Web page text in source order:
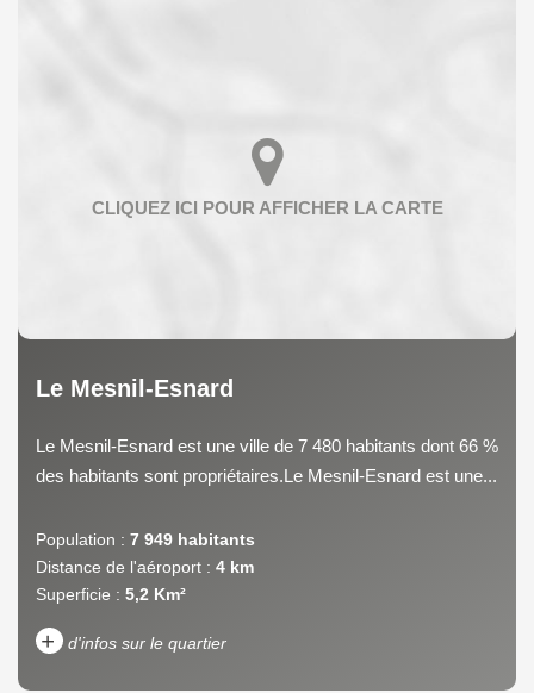
Le Mesnil-Esnard
Le Mesnil-Esnard est une ville de 7 480 habitants dont 66 %
des habitants sont propriétaires.Le Mesnil-Esnard est une...
Population : 7 949 habitants
Distance de l'aéroport : 4 km
Superficie : 5,2 Km²
+ d'infos sur le quartier